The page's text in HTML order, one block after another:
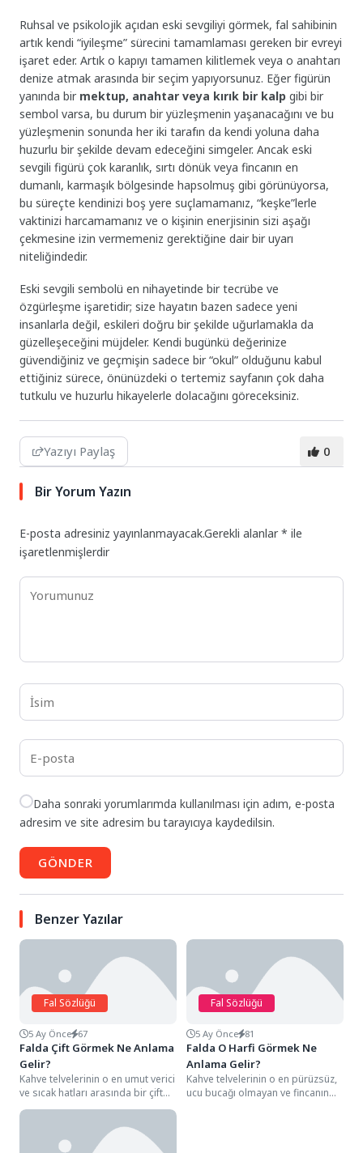
Ruhsal ve psikolojik açıdan eski sevgiliyi görmek, fal sahibinin
artık kendi “iyileşme” sürecini tamamlaması gereken bir evreyi
işaret eder. Artık o kapıyı tamamen kilitlemek veya o anahtarı
denize atmak arasında bir seçim yapıyorsunuz. Eğer figürün
yanında bir mektup, anahtar veya kırık bir kalp gibi bir
sembol varsa, bu durum bir yüzleşmenin yaşanacağını ve bu
yüzleşmenin sonunda her iki tarafın da kendi yoluna daha
huzurlu bir şekilde devam edeceğini simgeler. Ancak eski
sevgili figürü çok karanlık, sırtı dönük veya fincanın en
dumanlı, karmaşık bölgesinde hapsolmuş gibi görünüyorsa,
bu süreçte kendinizi boş yere suçlamamanız, “keşke”lerle
vaktinizi harcamamanız ve o kişinin enerjisinin sizi aşağı
çekmesine izin vermemeniz gerektiğine dair bir uyarı
niteliğindedir.
Eski sevgili sembolü en nihayetinde bir tecrübe ve
özgürleşme işaretidir; size hayatın bazen sadece yeni
insanlarla değil, eskileri doğru bir şekilde uğurlamakla da
güzelleşeceğini müjdeler. Kendi bugünkü değerinize
güvendiğiniz ve geçmişin sadece bir “okul” olduğunu kabul
ettiğiniz sürece, önünüzdeki o tertemiz sayfanın çok daha
tutkulu ve huzurlu hikayelerle dolacağını göreceksiniz.
Yazıyı Paylaş 0
Bir Yorum Yazın
E-posta adresiniz yayınlanmayacak.Gerekli alanlar* ile
işaretlenmişlerdir
Daha sonraki yorumlarımda kullanılması için adım, e-posta
adresim ve site adresim bu tarayıcıya kaydedilsin.
GÖNDER
Benzer Yazılar
Fal Sözlüğü
5 Ay Önce 67
Falda Çift Görmek Ne Anlama
Gelir?
Kahve telvelerinin o en umut verici
ve sıcak hatları arasında bir çift
figürüyle karşılaşmak, semboloji...
Fal Sözlüğü
5 Ay Önce 81
Falda O Harfi Görmek Ne
Anlama Gelir?
Kahve telvelerinin o en pürüzsüz,
ucu bucağı olmayan ve fincanın